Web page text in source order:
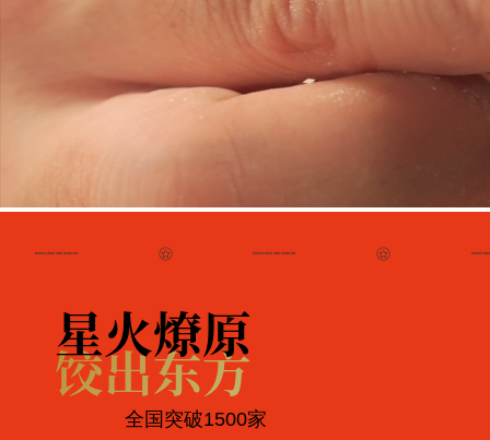
DUMPLINGS AND WONTON DUMPLINGS AND WONTON
星火燎原
饺出东方
全国突破1500家